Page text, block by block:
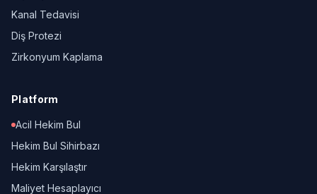
Kanal Tedavisi
Diş Protezi
Zirkonyum Kaplama
Platform
Acil Hekim Bul
Hekim Bul Sihirbazı
Hekim Karşılaştır
Maliyet Hesaplayıcı